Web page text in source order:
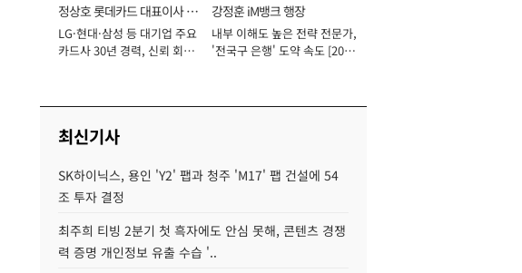
정상호 롯데카드 대표이사 사
장
LG·현대·삼성 등 대기업 주요
카드사 30년 경력, 신뢰 회복
강정훈 iM뱅크 행장
내부 이해도 높은 전략 전문가,
'전국구 은행' 도약 속도 [2026
최신기사
SK하이닉스, 용인 'Y2' 팹과 청주 'M17' 팹 건설에 54
조 투자 결정
최주희 티빙 2분기 첫 흑자에도 안심 못해, 콘텐츠 경쟁
력 증명 개인정보 유출 수습 '..